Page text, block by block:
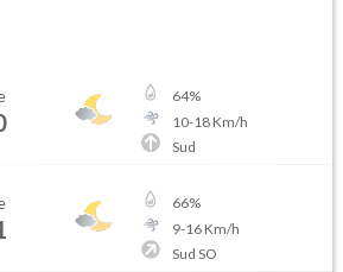
64%
10-18Km/h
Sud
66%
9-16Km/h
Sud SO